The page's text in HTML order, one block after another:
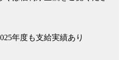
年度も支給実績あり